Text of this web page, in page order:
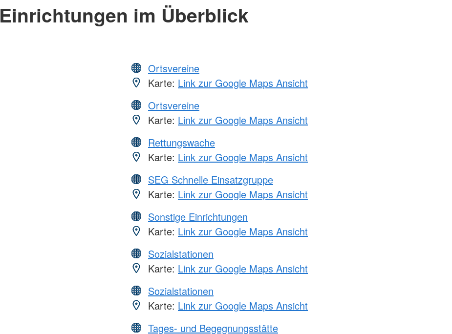
Einrichtungen im Überblick
Ortsvereine
Karte: Link zur Google Maps Ansicht
Ortsvereine
Karte: Link zur Google Maps Ansicht
Rettungswache
Karte: Link zur Google Maps Ansicht
SEG Schnelle Einsatzgruppe
Karte: Link zur Google Maps Ansicht
Sonstige Einrichtungen
Karte: Link zur Google Maps Ansicht
Sozialstationen
Karte: Link zur Google Maps Ansicht
Sozialstationen
Karte: Link zur Google Maps Ansicht
Tages- und Begegnungsstätte